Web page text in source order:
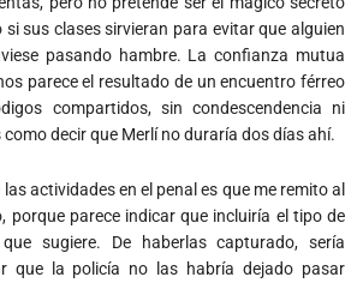
si sus clases sirvieran para evitar que alguien
pasando hambre. La confianza mutua
parece el resultado de un encuentro férreo
compartidos, sin condescendencia ni
decir que Merlí no duraría dos días ahí.
actividades en el penal es que me remito al
porque parece indicar que incluiría el tipo de
sugiere. De haberlas capturado, sería
que la policía no las habría dejado pasar